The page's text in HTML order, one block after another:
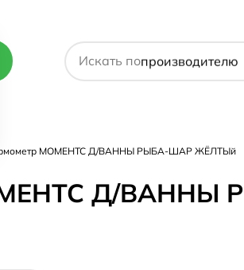
Искать по
действующему
производителю
МОМЕНТС Д/ВАННЫ РЫБА-ШАР ЖЁЛТЫй
Д/